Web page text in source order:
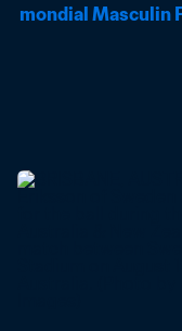
mondial Masculin